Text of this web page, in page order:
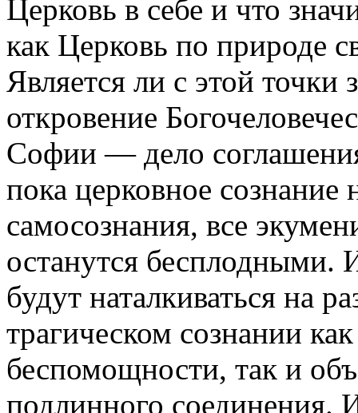
Церковь в себе и что
как Церковь по природе
Является ли с этой точки
откровение
Софии — дело
пока церковное сознание
самосознания, все
останутся бесплодными.
будут наталкиваться на
трагическом сознании
беспомощности, так и
подлинного соединения.